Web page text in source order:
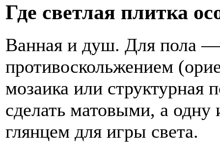
Где светлая плитка
Ванная и душ. Для пола —
противоскольжением
мозаика или
сделать матовыми, а
глянцем для игры света.